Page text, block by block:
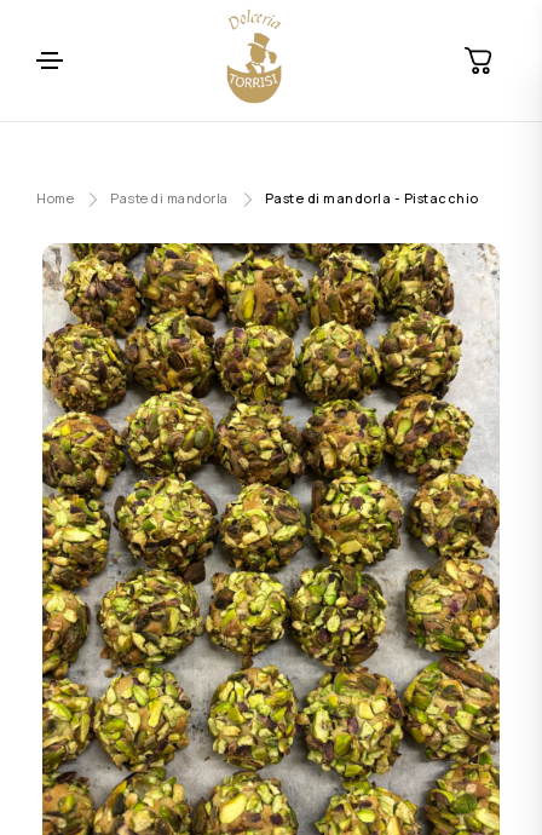
Home Paste di mandorla Paste di mandorla - Pistacchio